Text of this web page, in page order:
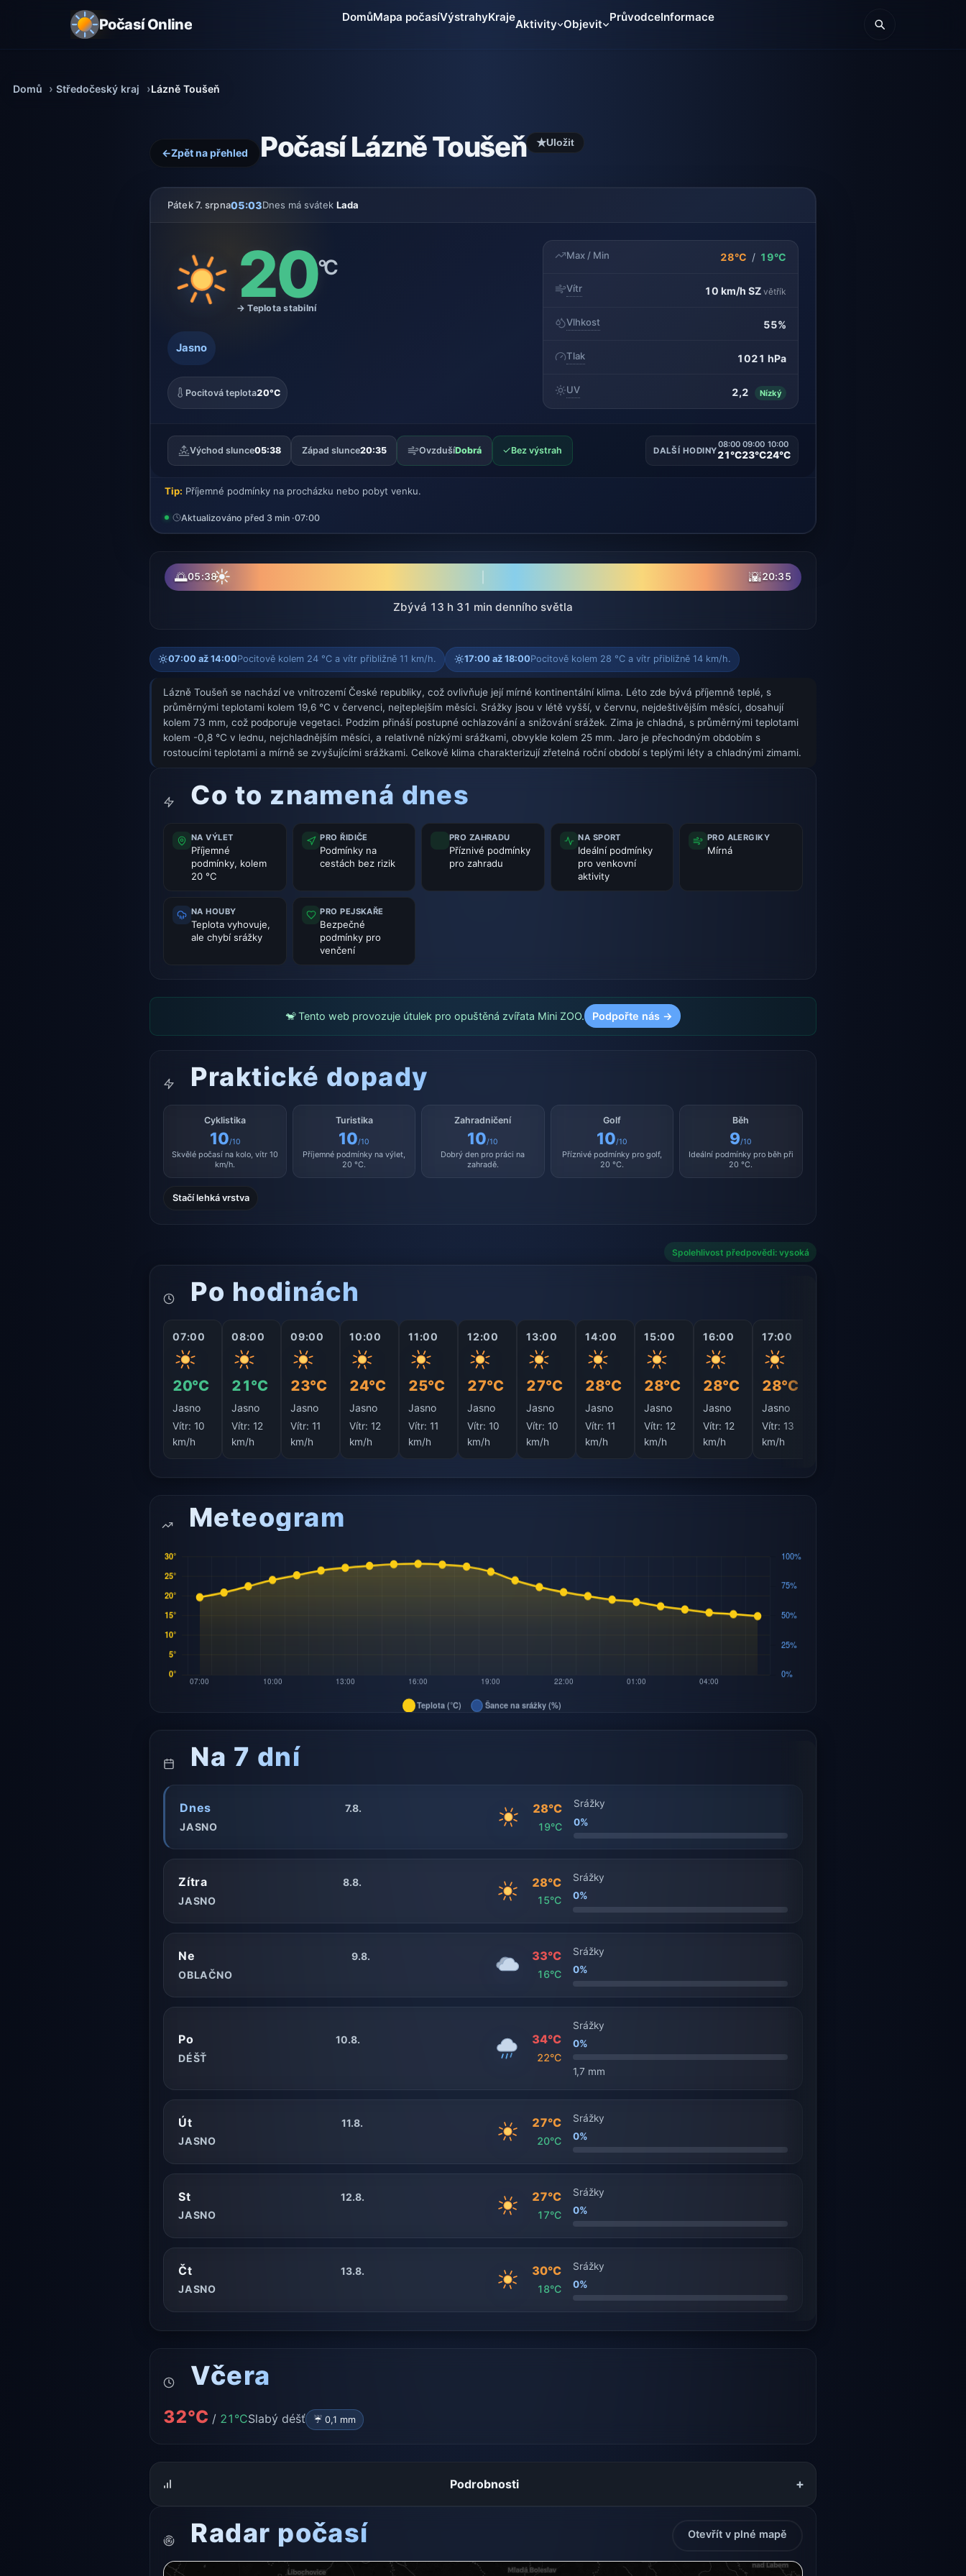
Počasí Online DomůMapa počasíVýstrahyKraje
Aktivity Objevit
PrůvodceInformace
Domů Středočeský kraj Lázně Toušeň
←Zpět na přehled Počasí Lázně Toušeň ★Uložit
Pátek 7. srpna05:03Dnes má svátek Lada
20°C
→ Teplota stabilní
Jasno
Pocitová teplota20°C
Max / Min 28°C / 19°C
Vítr 10 km/h SZ větřík
Vlhkost 55%
Tlak 1021 hPa
UV 2,2 Nízký
Východ slunce05:38 Západ slunce20:35 OvzdušíDobrá ✓Bez výstrah DALŠÍ HODINY
08:00
21°C
09:00
23°C
10:00
24°C
Tip: Příjemné podmínky na procházku nebo pobyt venku.
Aktualizováno před 3 min ·07:00
🌅05:38☀ 🌇20:35
Zbývá 13 h 31 min denního světla
07:00 až 14:00Pocitově kolem 24 °C a vítr přibližně 11 km/h. 17:00 až 18:00Pocitově kolem 28 °C a vítr přibližně 14 km/h.
Lázně Toušeň se nachází ve vnitrozemí České republiky, což ovlivňuje její mírné kontinentální klima. Léto zde bývá příjemně teplé, s
průměrnými teplotami kolem 19,6 °C v červenci, nejteplejším měsíci. Srážky jsou v létě vyšší, v červnu, nejdeštivějším měsíci, dosahují
kolem 73 mm, což podporuje vegetaci. Podzim přináší postupné ochlazování a snižování srážek. Zima je chladná, s průměrnými teplotami
kolem -0,8 °C v lednu, nejchladnějším měsíci, a relativně nízkými srážkami, obvykle kolem 25 mm. Jaro je přechodným obdobím s
rostoucími teplotami a mírně se zvyšujícími srážkami. Celkově klima charakterizují zřetelná roční období s teplými léty a chladnými zimami.
Co to znamená dnes
NA VÝLET
Příjemné
podmínky, kolem
20 °C
PRO ŘIDIČE
Podmínky na
cestách bez rizik
PRO ZAHRADU
Příznivé podmínky
pro zahradu
NA SPORT
Ideální podmínky
pro venkovní
aktivity
PRO ALERGIKY
Mírná
NA HOUBY
Teplota vyhovuje,
ale chybí srážky
PRO PEJSKAŘE
Bezpečné
podmínky pro
venčení
🐒 Tento web provozuje útulek pro opuštěná zvířata Mini ZOO. Podpořte nás →
Praktické dopady
Cyklistika
10/10
Skvělé počasí na kolo, vítr 10
km/h.
Turistika
10/10
Příjemné podmínky na výlet,
20 °C.
Zahradničení
10/10
Dobrý den pro práci na
zahradě.
Golf
10/10
Příznivé podmínky pro golf,
20 °C.
Běh
9/10
Ideální podmínky pro běh při
20 °C.
Stačí lehká vrstva
Spolehlivost předpovědi: vysoká
Po hodinách
07:00
20°C
Jasno
Vítr:10
km/h
08:00
21°C
Jasno
Vítr:12
km/h
09:00
23°C
Jasno
Vítr:11
km/h
10:00
24°C
Jasno
Vítr:12
km/h
11:00
25°C
Jasno
Vítr:11
km/h
12:00
27°C
Jasno
Vítr:10
km/h
13:00
27°C
Jasno
Vítr:10
km/h
14:00
28°C
Jasno
Vítr:11
km/h
15:00
28°C
Jasno
Vítr:12
km/h
16:00
28°C
Jasno
Vítr:12
km/h
17:00
28°C
Jasno
Vítr: 13
km/h
Meteogram
Na 7 dní
Dnes
7.8.
JASNO
28°C
19°C
Srážky
0%
Zítra
8.8.
JASNO
28°C
15°C
Srážky
0%
Ne
9.8.
OBLAČNO
33°C
16°C
Srážky
0%
Po
10.8.
DÉŠŤ
34°C
22°C
Srážky
0%
1,7 mm
Út
11.8.
JASNO
27°C
20°C
Srážky
0%
St
12.8.
JASNO
27°C
17°C
Srážky
0%
Čt
13.8.
JASNO
30°C
18°C
Srážky
0%
Včera
32°C / 21°CSlabý déšť ☔ 0,1 mm
Podrobnosti +
Radar počasí Otevřít v plné mapě